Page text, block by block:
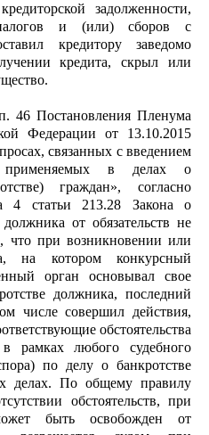
задолженности,
и (или) сборов с
кредитору заведомо
кредита, скрыл или
46 Постановления Пленума
Федерации от 13.10.2015
связанных с введением
применяемых в делах о
граждан», согласно
4 статьи 213.28 Закона о
от обязательств не
что при возникновении или
на котором конкурсный
орган основывал свое
должника, последний
числе совершил действия,
обстоятельства
рамках любого судебного
по делу о банкротстве
делах. По общему правилу
обстоятельств, при
быть освобожден от